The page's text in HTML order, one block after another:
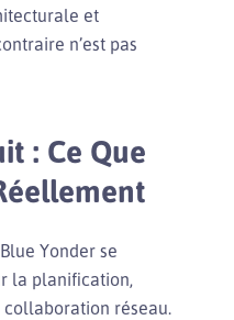
et
n’est pas
: Ce Que
Yonder se
la planification,
collaboration réseau.